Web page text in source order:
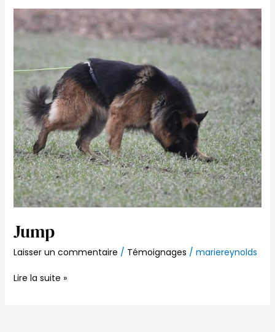
Jump
Laisser un commentaire / Témoignages / mariereynolds
Jump
Lire la suite »